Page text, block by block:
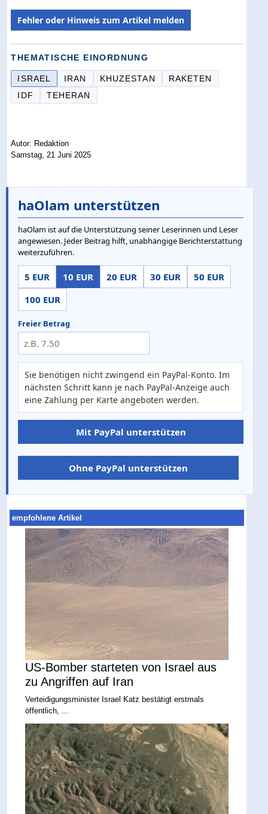
Fehler oder Hinweis zum Artikel melden
THEMATISCHE EINORDNUNG
ISRAEL IRAN KHUZESTAN
RAKETEN
IDF
TEHERAN
Autor: Redaktion
Samstag, 21 Juni 2025
haOlam unterstützen
haOlam ist auf die Unterstützung seiner Leserinnen und Leser
angewiesen. Jeder Beitrag hilft, unabhängige Berichterstattung
weiterzuführen.
5 EUR 10 EUR 20 EUR 30 EUR
50 EUR
100 EUR
Freier Betrag
Sie benötigen nicht zwingend ein PayPal-Konto. Im
nächsten Schritt kann je nach PayPal-Anzeige auch
eine Zahlung per Karte angeboten werden.
Mit PayPal unterstützen
Ohne PayPal unterstützen
empfohlene Artikel
US-Bomber starteten von Israel aus
zu Angriffen auf Iran
Verteidigungsminister Israel Katz bestätigt erstmals
öffentlich, ...